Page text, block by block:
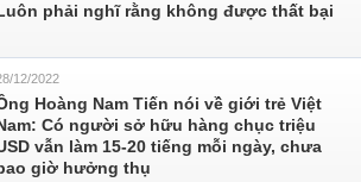
phải nghĩ rằng không được thất bại
12/2022
Hoàng Nam Tiến nói về giới trẻ Việt
Có người sở hữu hàng chục triệu
vẫn làm 15-20 tiếng mỗi ngày, chưa
giờ hưởng thụ